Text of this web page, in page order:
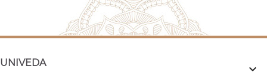
UNIVEDA 